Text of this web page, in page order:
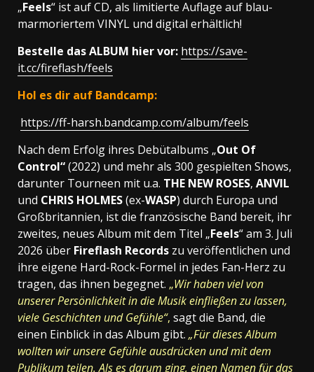
„Feels“ ist auf CD, als limitierte Auflage auf blau-
marmoriertem VINYL und digital erhältlich!
Bestelle das ALBUM hier vor: https://save-
it.cc/fireflash/feels
Hol es dir auf Bandcamp:
https://ff-harsh.bandcamp.com/album/feels
Nach dem Erfolg ihres Debütalbums „Out Of
Control“(2022) und mehr als 300 gespielten Shows,
darunter Tourneen mit u.a. THE NEW ROSES, ANVIL
und CHRIS HOLMES(ex-WASP) durch Europa und
Großbritannien, ist die französische Band bereit, ihr
zweites, neues Album mit dem Titel „Feels“ am 3. Juli
2026 über Fireflash Records zu veröffentlichen und
ihre eigene Hard-Rock-Formel in jedes Fan-Herz zu
tragen, das ihnen begegnet. „Wir haben viel von
unserer Persönlichkeit in die Musik einfließen zu lassen,
viele Geschichten und Gefühle“, sagt die Band, die
einen Einblick in das Album gibt. „Für dieses Album
wollten wir unsere Gefühle ausdrücken und mit dem
Publikum teilen. Als es darum ging, einen Namen für das